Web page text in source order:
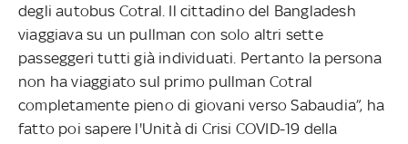
degli autobus Cotral. Il cittadino del Bangladesh
viaggiava su un pullman con solo altri sette
passeggeri tutti già individuati. Pertanto la persona
non ha viaggiato sul primo pullman Cotral
completamente pieno di giovani verso Sabaudia”, ha
fatto poi sapere l'Unità di Crisi COVID-19 della